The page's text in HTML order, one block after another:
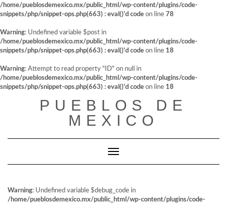
/home/pueblosdemexico.mx/public_html/wp-content/plugins/code-
snippets/php/snippet-ops.php(663) : eval()'d code on line 78
Warning: Undefined variable $post in
/home/pueblosdemexico.mx/public_html/wp-content/plugins/code-
snippets/php/snippet-ops.php(663) : eval()'d code on line 18
Warning: Attempt to read property "ID" on null in
/home/pueblosdemexico.mx/public_html/wp-content/plugins/code-
snippets/php/snippet-ops.php(663) : eval()'d code on line 18
PUEBLOS DE
MEXICO
Cambiar modo de navegación
Warning: Undefined variable $debug_code in
/home/pueblosdemexico.mx/public_html/wp-content/plugins/code-